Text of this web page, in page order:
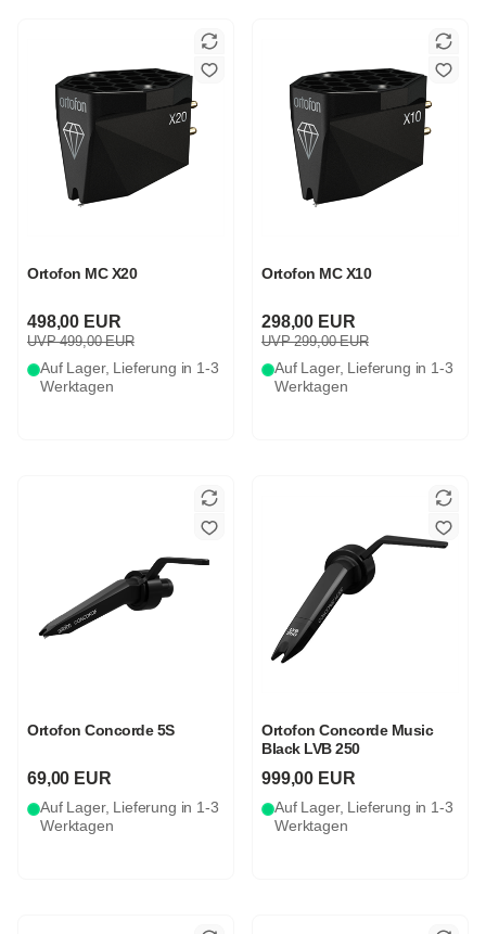
Ortofon MC X20
498,00 EUR
UVP 499,00 EUR
Auf Lager, Lieferung in 1-3
Werktagen
Ortofon MC X10
298,00 EUR
UVP 299,00 EUR
Auf Lager, Lieferung in 1-3
Werktagen
Ortofon Concorde 5S
69,00 EUR
Auf Lager, Lieferung in 1-3
Werktagen
Ortofon Concorde Music
Black LVB 250
999,00 EUR
Auf Lager, Lieferung in 1-3
Werktagen